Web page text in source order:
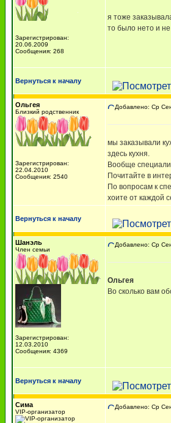
Зарегистрирован:
20.06.2009
Сообщения: 268
я тоже
то было нето и не
Вернуться к началу
Ольгея
Близкий родственник
Зарегистрирован:
22.04.2010
Сообщения: 2540
Добавлено: Ср
мы заказывали
здесь кухня.
Вообще
Почитайте в
По вопросам к
хоите от каждой
Вернуться к началу
Шанэль
Член семьи
Зарегистрирован:
12.03.2010
Сообщения: 4369
Добавлено: Ср
Ольгея
Во сколько вам
Вернуться к началу
Сима
VIP-организатор
Добавлено: Ср